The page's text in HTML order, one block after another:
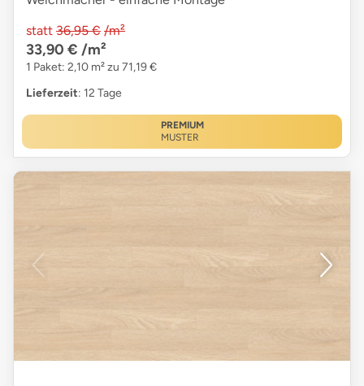
statt 36,95 € /m²
33,90 € /m²
1 Paket: 2,10 m² zu 71,19 €
Lieferzeit: 12 Tage
PREMIUM
MUSTER